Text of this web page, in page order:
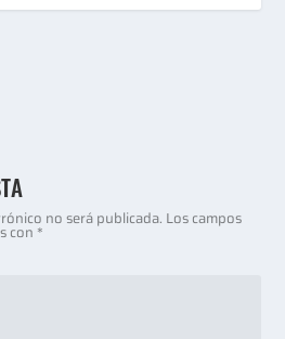
no será publicada. Los campos
con *